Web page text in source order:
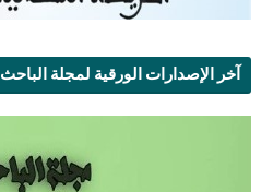
آخر الإصدارات الورقية لمجلة الباحث